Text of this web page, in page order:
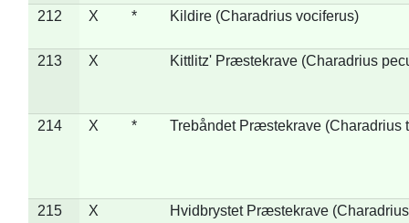
212 X * Kildire (Charadrius vociferus)
213 X Kittlitz' Præstekrave (Charadrius
214 X * Trebåndet Præstekrave (Charadrius
215 X
Hvidbrystet Præstekrave (Charadrius